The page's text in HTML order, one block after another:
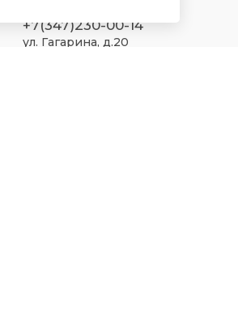
+7(347)230-00-14
ул. Гагарина, д.20